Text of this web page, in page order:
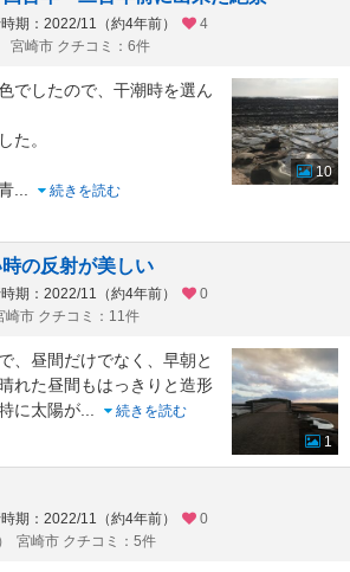
期：2022/11（約4年前）
4
宮崎市 クチコミ：6件
でしたので、干潮時を選ん
た。
続きを読む
10
の反射が美しい
期：2022/11（約4年前）
0
崎市 クチコミ：11件
、昼間だけでなく、早朝と
れた昼間もはっきりと造形
に太陽が
続きを読む
1
期：2022/11（約4年前）
0
宮崎市 クチコミ：5件